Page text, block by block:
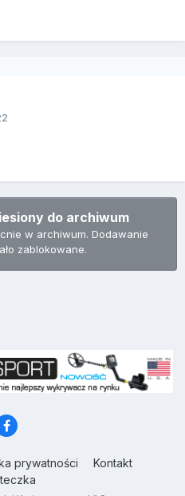
do archiwum
w archiwum. Dodawanie
zablokowane.
prywatności
Kontakt